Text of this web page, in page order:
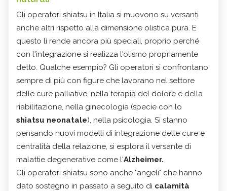
Gli operatori shiatsu in Italia si muovono su versanti
anche altri rispetto alla dimensione olistica pura. E
questo li rende ancora più speciali, proprio perché
con l'integrazione si realizza l'olismo propriamente
detto. Qualche esempio? Gli operatori si confrontano
sempre di più con figure che lavorano nel settore
delle cure palliative, nella terapia del dolore e della
riabilitazione, nella ginecologia (specie con lo
shiatsu neonatale), nella psicologia. Si stanno
pensando nuovi modelli di integrazione delle cure e
centralità della relazione, si esplora il versante di
malattie degenerative come l'Alzheimer.
Gli operatori shiatsu sono anche "angeli" che hanno
dato sostegno in passato a seguito di calamità